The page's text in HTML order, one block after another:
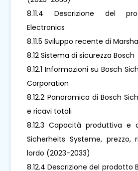
8.11.4 Descrizione del
Electronics
8.11.5 Sviluppo recente di
8.12 Sistema di sicurezza Bosch
8.12.1 Informazioni su Bosch
Corporation
8.12.2 Panoramica di Bosch
e ricavi totali
8.12.3 Capacità produttiva e
Sicherheits Systeme, prezzo,
lordo (2023-2033)
8.12.4 Descrizione del prodotto